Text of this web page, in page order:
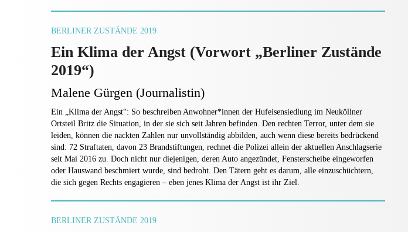
BERLINER ZUSTÄNDE 2019
Ein Klima der Angst (Vorwort „Berliner Zustände
2019“)
Malene Gürgen (Journalistin)
Ein „Klima der Angst“: So beschreiben Anwohner*innen der Hufeisensiedlung im Neuköllner
Ortsteil Britz die Situation, in der sie sich seit Jahren befinden. Den rechten Terror, unter dem sie
leiden, können die nackten Zahlen nur unvollständig abbilden, auch wenn diese bereits bedrückend
sind: 72 Straftaten, davon 23 Brandstiftungen, rechnet die Polizei allein der aktuellen Anschlagserie
seit Mai 2016 zu. Doch nicht nur diejenigen, deren Auto angezündet, Fensterscheibe eingeworfen
oder Hauswand beschmiert wurde, sind bedroht. Den Tätern geht es darum, alle einzuschüchtern,
die sich gegen Rechts engagieren – eben jenes Klima der Angst ist ihr Ziel.
BERLINER ZUSTÄNDE 2019